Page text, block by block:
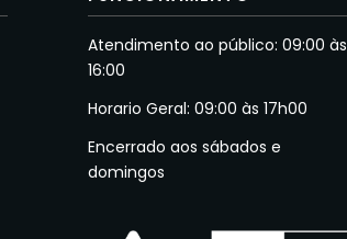
Atendimento ao público: 09:00 às
16:00
Horario Geral: 09:00 às 17h00
Encerrado aos sábados e
domingos